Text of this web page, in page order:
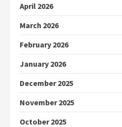
April 2026
March 2026
February 2026
January 2026
December 2025
November 2025
October 2025